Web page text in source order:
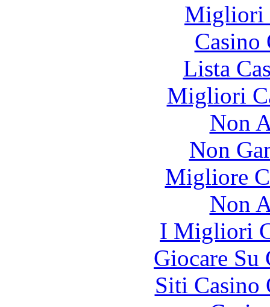
Migliori
Lista
Migliori
Non
Non
Migliore
Non
I Migliori
Giocare Su
Siti Casino